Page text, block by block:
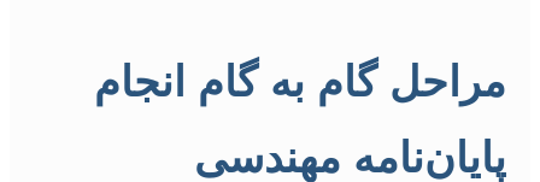
مراحل گام به گام انجام
پایان‌نامه مهندسی